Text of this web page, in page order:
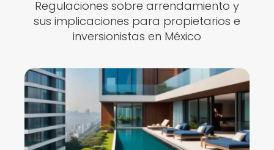
Regulaciones sobre arrendamiento y
sus implicaciones para propietarios e
inversionistas en México